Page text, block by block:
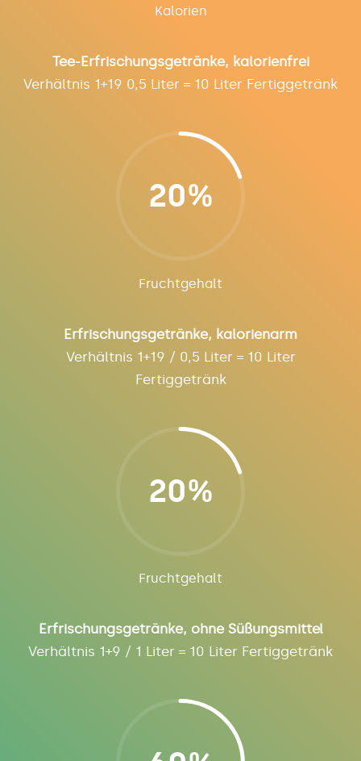
Kalorien
Tee-Erfrischungsgetränke, kalorienfrei
Verhältnis 1+19 0,5 Liter = 10 Liter Fertiggetränk
20%
Fruchtgehalt
Erfrischungsgetränke, kalorienarm
Verhältnis 1+19 / 0,5 Liter = 10 Liter
Fertiggetränk
20%
Fruchtgehalt
Erfrischungsgetränke, ohne Süßungsmittel
Verhältnis 1+9 / 1 Liter = 10 Liter Fertiggetränk